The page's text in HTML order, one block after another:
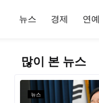
뉴스 경제 연예
많이 본 뉴스
뉴스